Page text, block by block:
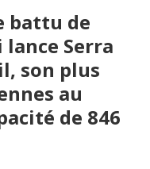
battu de
lance Serra
son plus
au
de 846